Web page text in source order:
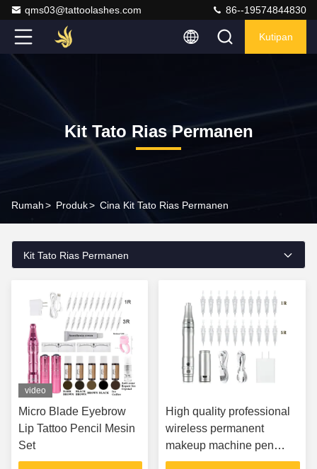
qms03@tattoolashes.com 86--19574844830
Kutipan
Kit Tato Rias Permanen
Rumah> Produk> Cina Kit Tato Rias Permanen
Kit Tato Rias Permanen
video
Micro Blade Eyebrow
Lip Tattoo Pencil Mesin
Set
High quality professional
wireless permanent
makeup machine pen
cosmetic tattoo machine